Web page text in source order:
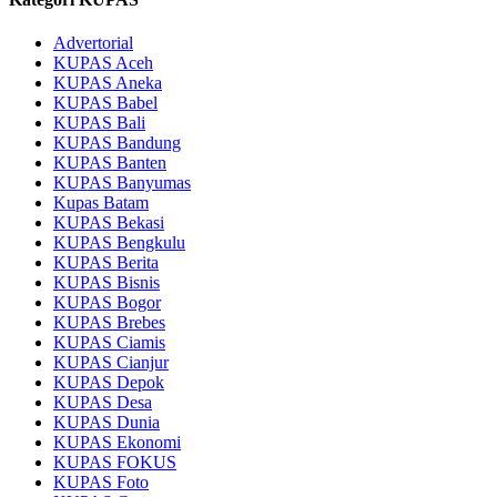
Advertorial
KUPAS Aceh
KUPAS Aneka
KUPAS Babel
KUPAS Bali
KUPAS Bandung
KUPAS Banten
KUPAS Banyumas
Kupas Batam
KUPAS Bekasi
KUPAS Bengkulu
KUPAS Berita
KUPAS Bisnis
KUPAS Bogor
KUPAS Brebes
KUPAS Ciamis
KUPAS Cianjur
KUPAS Depok
KUPAS Desa
KUPAS Dunia
KUPAS Ekonomi
KUPAS FOKUS
KUPAS Foto